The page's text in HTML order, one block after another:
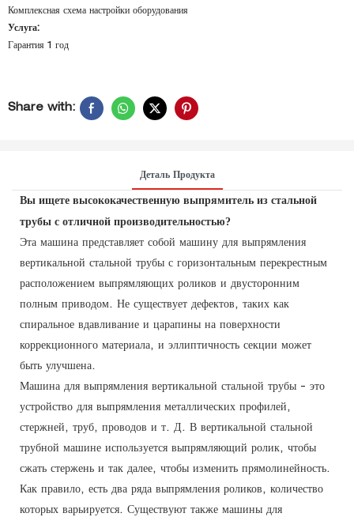
Комплексная схема настройки оборудования
Услуга:
Гарантия 1 год
Share with:
Деталь Продукта
Вы ищете высококачественную выпрямитель из стальной
трубы с отличной производительностью?
Эта машина представляет собой машину для выпрямления
вертикальной стальной трубы с горизонтальным перекрестным
расположением выпрямляющих роликов и двусторонним
полным приводом. Не существует дефектов, таких как
спиральное вдавливание и царапины на поверхности
коррекционного материала, и эллиптичность секции может
быть улучшена.
Машина для выпрямления вертикальной стальной трубы - это
устройство для выпрямления металлических профилей,
стержней, труб, проводов и т. Д. В вертикальной стальной
трубной машине используется выпрямляющий ролик, чтобы
сжать стержень и так далее, чтобы изменить прямолинейность.
Как правило, есть два ряда выпрямления роликов, количество
которых варьируется. Существуют также машины для